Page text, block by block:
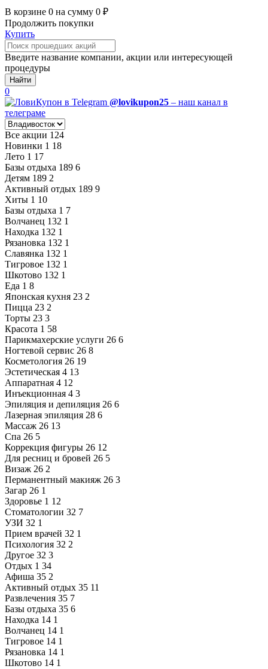
В корзине 0 на сумму 0 ₽
Продолжить покупки
Купить
Введите название компании, акции или интересующей
процедуры
Найти
0
@lovikupon25 – наш канал в
телеграме
Все акции 124
Новинки 1 18
Лето 1 17
Базы отдыха 189 6
Детям 189 2
Активный отдых 189 9
Хиты 1 10
Базы отдыха 1 7
Волчанец 132 1
Находка 132 1
Рязановка 132 1
Славянка 132 1
Тигровое 132 1
Шкотово 132 1
Еда 1 8
Японская кухня 23 2
Пицца 23 2
Торты 23 3
Красота 1 58
Парикмахерские услуги 26 6
Ногтевой сервис 26 8
Косметология 26 19
Эстетическая 4 13
Аппаратная 4 12
Инъекционная 4 3
Эпиляция и депиляция 26 6
Лазерная эпиляция 28 6
Массаж 26 13
Спа 26 5
Коррекция фигуры 26 12
Для ресниц и бровей 26 5
Визаж 26 2
Перманентный макияж 26 3
Загар 26 1
Здоровье 1 12
Стоматологии 32 7
УЗИ 32 1
Прием врачей 32 1
Психология 32 2
Другое 32 3
Отдых 1 34
Афиша 35 2
Активный отдых 35 11
Развлечения 35 7
Базы отдыха 35 6
Находка 14 1
Волчанец 14 1
Тигровое 14 1
Рязановка 14 1
Шкотово 14 1